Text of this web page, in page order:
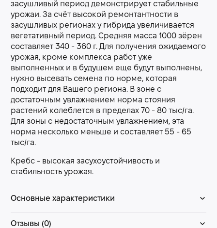
засушливый период демонстрирует стабильные
урожаи. За счёт высокой ремонтантности в
засушливых регионах у гибрида увеличивается
вегетативный период. Средняя масса 1000 зёрен
составляет 340 - 360 г. Для получения ожидаемого
урожая, кроме комплекса работ уже
выполненных и в будущем еще будут выполнены,
нужно высевать семена по норме, которая
подходит для Вашего региона. В зоне с
достаточным увлажнением норма стояния
растений колеблется в пределах 70 - 80 тыс/га.
Для зоны с недостаточным увлажнением, эта
норма несколько меньше и составляет 55 - 65
тыс/га.
Кребс - высокая засухоустойчивость и
стабильность урожая.
Основные характеристики
Отзывы (0)